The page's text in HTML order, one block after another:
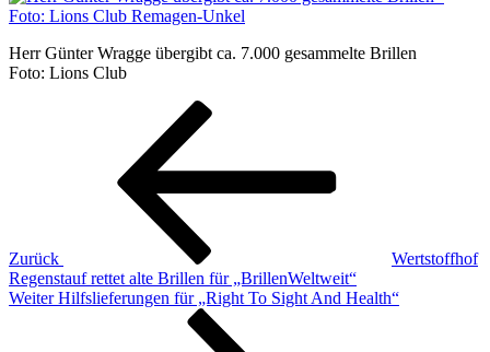
Herr Günter Wragge übergibt ca. 7.000 gesammelte Brillen
Foto: Lions Club
Beitragsnavigation
Zurück
Wertstoffhof
Regenstauf rettet alte Brillen für „BrillenWeltweit“
Nächster
Weiter Hilfslieferungen für „Right To Sight And Health“